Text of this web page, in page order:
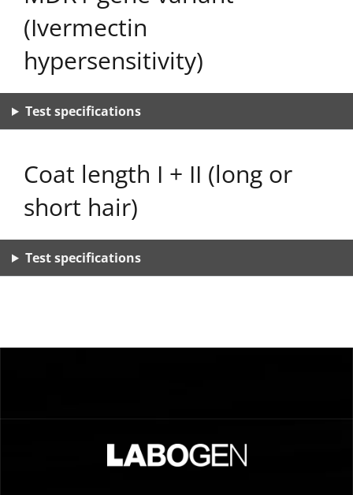
(Ivermectin
hypersensitivity)
Test specifications
Coat length I + II (long or
short hair)
Test specifications